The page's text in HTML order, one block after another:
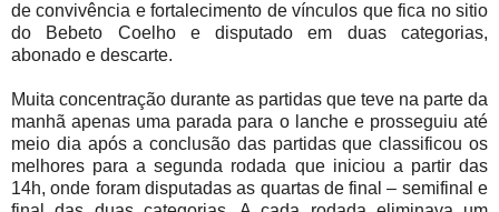
de convivência e fortalecimento de vínculos que fica no sitio
do Bebeto Coelho e disputado em duas categorias,
abonado e descarte.
Muita concentração durante as partidas que teve na parte da
manhã apenas uma parada para o lanche e prosseguiu até
meio dia após a conclusão das partidas que classificou os
melhores para a segunda rodada que iniciou a partir das
14h, onde foram disputadas as quartas de final – semifinal e